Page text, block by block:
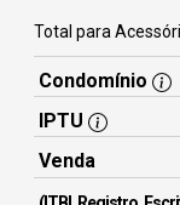
Total para
Condomínio
IPTU
Venda